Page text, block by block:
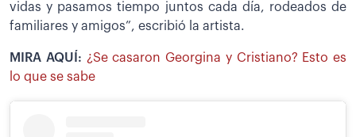
vidas y pasamos tiempo juntos cada día, rodeados de
familiares y amigos”, escribió la artista.
MIRA AQUÍ: ¿Se casaron Georgina y Cristiano? Esto es
lo que se sabe